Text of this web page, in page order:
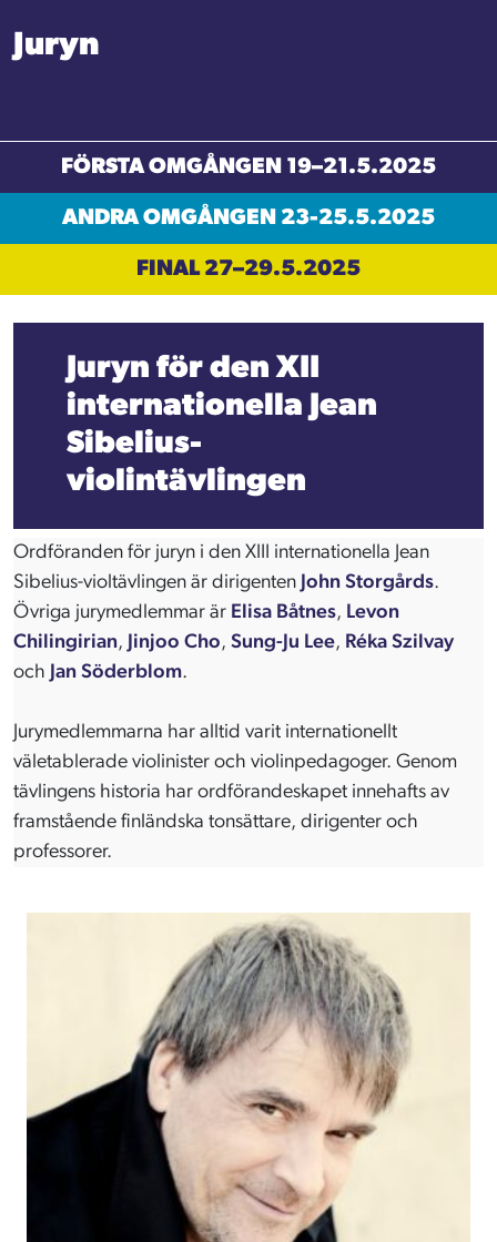
Juryn
FÖRSTA OMGÅNGEN 19–21.5.2025
ANDRA OMGÅNGEN 23-25.5.2025
FINAL 27–29.5.2025
Juryn för den XII
internationella Jean
Sibelius-
violintävlingen
Ordföranden för juryn i den XIII internationella Jean
Sibelius-violtävlingen är dirigenten John Storgårds.
Övriga jurymedlemmar är Elisa Båtnes, Levon
Chilingirian, Jinjoo Cho, Sung-Ju Lee, Réka Szilvay
och Jan Söderblom.
Jurymedlemmarna har alltid varit internationellt
väletablerade violinister och violinpedagoger. Genom
tävlingens historia har ordförandeskapet innehafts av
framstående finländska tonsättare, dirigenter och
professorer.